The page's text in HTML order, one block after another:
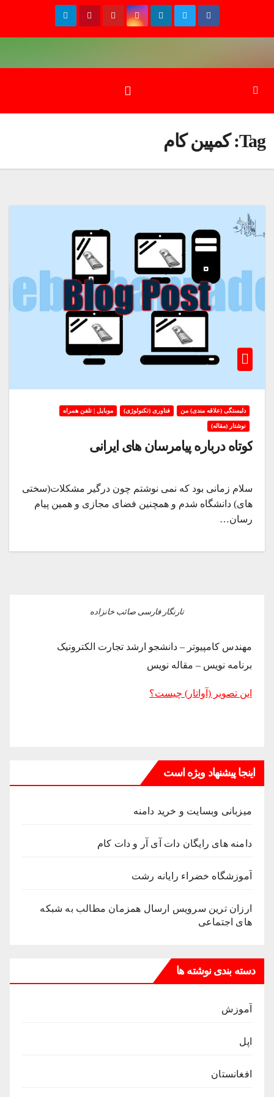
Tag: کمپین کام
دلبستگی (علاقه مندی) من فناوری (تکنولوژی) موبایل | تلفن همراه
نوشتار (مقاله)
کوتاه درباره پیامرسان های ایرانی
سلام زمانی بود که نمی نوشتم چون درگیر مشکلات(سختی
های) دانشگاه شدم و همچنین فضای مجازی و همین پیام
رسان…
تارنگار فارسی صائب خانزاده
مهندس کامپیوتر – دانشجو ارشد تجارت الکترونیک
برنامه نویس – مقاله نویس
این تصویر (آواتار) چیست؟
اینجا پیشنهاد ویژه است
میزبانی وبسایت و خرید دامنه
دامنه های رایگان دات آی آر و دات کام
آموزشگاه خضراء رایانه رشت
ارزان ترین سرویس ارسال همزمان مطالب به شبکه
های اجتماعی
دسته بندی نوشته ها
آموزش
اپل
افغانستان